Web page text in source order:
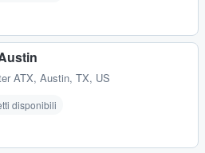
ATX, Austin, TX, US
disponibili